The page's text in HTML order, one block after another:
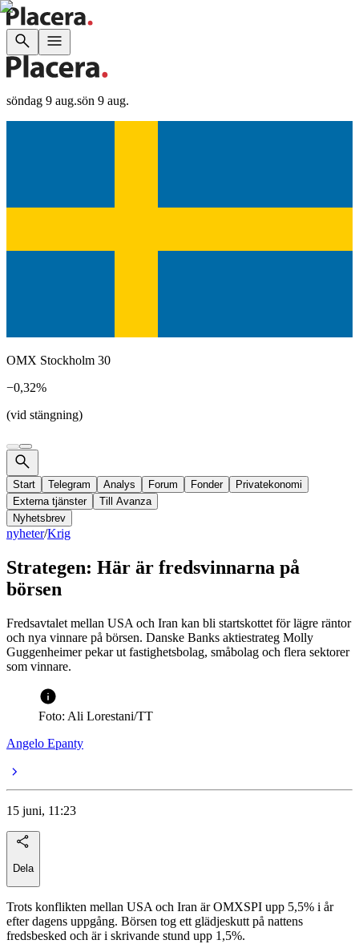
söndag 9 aug.sön 9 aug.
OMX Stockholm 30
−0,32%
(vid stängning)
Start Telegram Analys Forum Fonder
Privatekonomi
Externa tjänster
Till Avanza
Nyhetsbrev
nyheter/Krig
Strategen: Här är fredsvinnarna på
börsen
Fredsavtalet mellan USA och Iran kan bli startskottet för lägre räntor
och nya vinnare på börsen. Danske Banks aktiestrateg Molly
Guggenheimer pekar ut fastighetsbolag, småbolag och flera sektorer
som vinnare.
Foto: Ali Lorestani/TT
Angelo Epanty
15 juni, 11:23
Dela
Trots konflikten mellan USA och Iran är OMXSPI upp 5,5% i år
efter dagens uppgång. Börsen tog ett glädjeskutt på nattens
fredsbesked och är i skrivande stund upp 1,5%.